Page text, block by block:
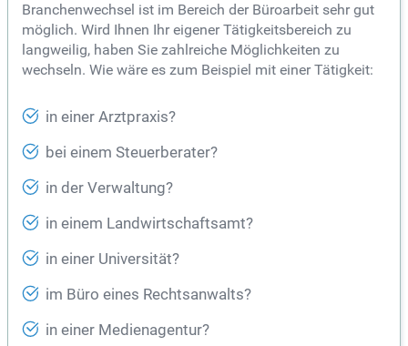
Branchenwechsel ist im Bereich der Büroarbeit sehr gut
möglich. Wird Ihnen Ihr eigener Tätigkeitsbereich zu
langweilig, haben Sie zahlreiche Möglichkeiten zu
wechseln. Wie wäre es zum Beispiel mit einer Tätigkeit:
in einer Arztpraxis?
bei einem Steuerberater?
in der Verwaltung?
in einem Landwirtschaftsamt?
in einer Universität?
im Büro eines Rechtsanwalts?
in einer Medienagentur?